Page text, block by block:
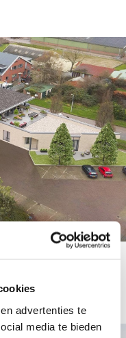
advertenties te
media te bieden
woningen